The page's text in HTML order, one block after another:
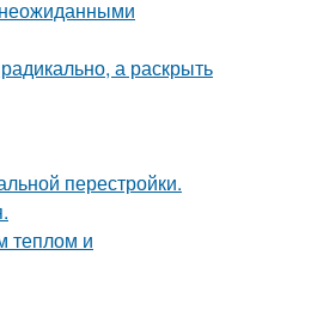
а раскрыть
перестройки.
теплом и